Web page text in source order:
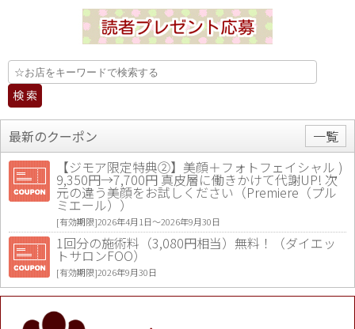
最新のクーポン
一覧
【ジモア限定特典②】美顔＋フォトフェイシャル )
9,350円→7,700円 真皮層に働きかけて代謝UP! 次
元の違う美顔をお試しください（Premiere（プル
ミエール））
[有効期限]2026年4月1日〜2026年9月30日
1回分の施術料（3,080円相当）無料！（ダイエッ
トサロンFOO）
[有効期限]2026年9月30日
値段提示後「ジモア見た」で更に買い取り金額 U
P！※チケットと新品商品は除く（大黒屋 高田馬場
駅前店）